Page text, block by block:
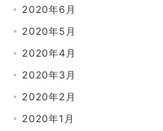
2020年6月
2020年5月
2020年4月
2020年3月
2020年2月
2020年1月